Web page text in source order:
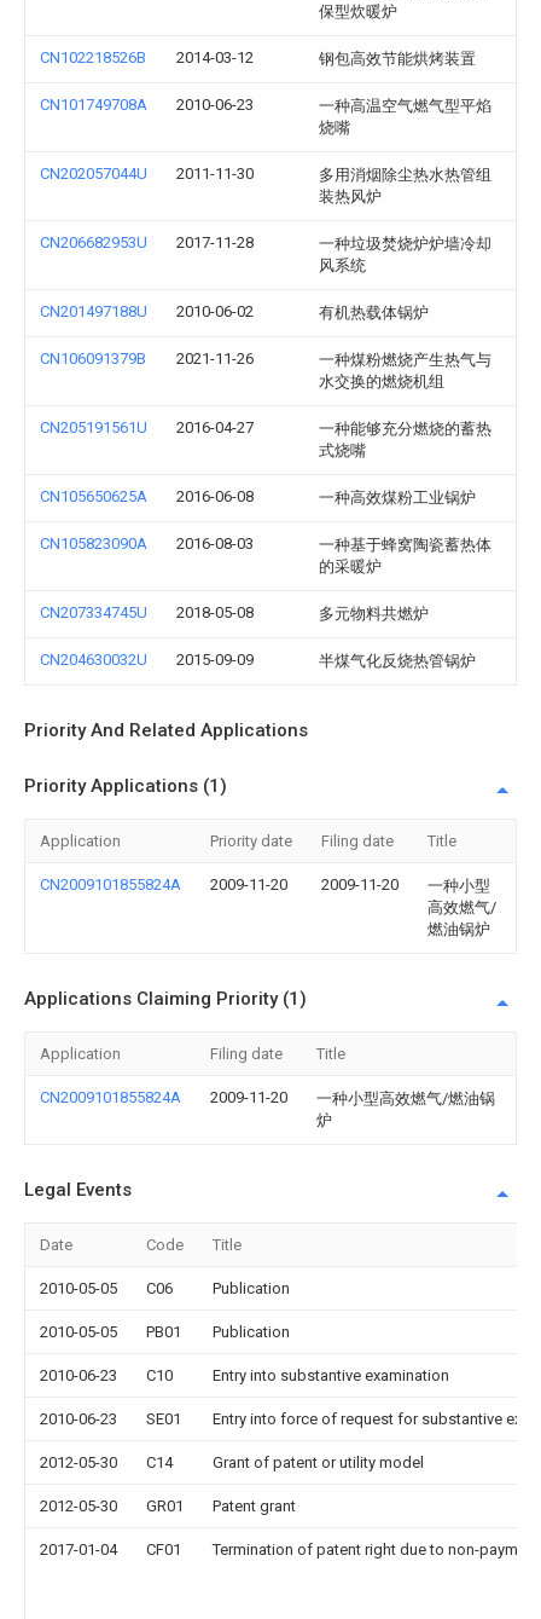
保型炊暖炉
CN102218526B 2014-03-12 钢包高效节能烘烤装置
CN101749708A 2010-06-23
一种高温空气燃气型平焰
烧嘴
CN202057044U 2011-11-30
多用消烟除尘热水热管组
装热风炉
CN206682953U 2017-11-28
一种垃圾焚烧炉炉墙冷却
风系统
CN201497188U 2010-06-02 有机热载体锅炉
CN106091379B 2021-11-26
一种煤粉燃烧产生热气与
水交换的燃烧机组
CN205191561U 2016-04-27
一种能够充分燃烧的蓄热
式烧嘴
CN105650625A 2016-06-08 一种高效煤粉工业锅炉
CN105823090A 2016-08-03
一种基于蜂窝陶瓷蓄热体
的采暖炉
CN207334745U 2018-05-08 多元物料共燃炉
CN204630032U 2015-09-09 半煤气化反烧热管锅炉
Priority And Related Applications
Priority Applications (1)
Application Priority date Filing date Title
CN2009101855824A 2009-11-20 2009-11-20
一种小型
高效燃气/
燃油锅炉
Applications Claiming Priority (1)
Application Filing date Title
CN2009101855824A 2009-11-20
一种小型高效燃气/燃油锅
炉
Legal Events
Date Code Title
2010-05-05 C06 Publication
2010-05-05 PB01 Publication
2010-06-23 C10 Entry into substantive examination
2010-06-23 SE01 Entry into force of request for substantive
2012-05-30 C14 Grant of patent or utility model
2012-05-30 GR01 Patent grant
2017-01-04 CF01 Termination of patent right due to non-